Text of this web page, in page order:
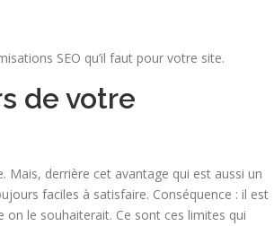
SEO qu’il faut pour votre site.
de votre
Mais, derrière cet avantage qui est aussi un
faciles à satisfaire. Conséquence : il est
on le souhaiterait. Ce sont ces limites qui